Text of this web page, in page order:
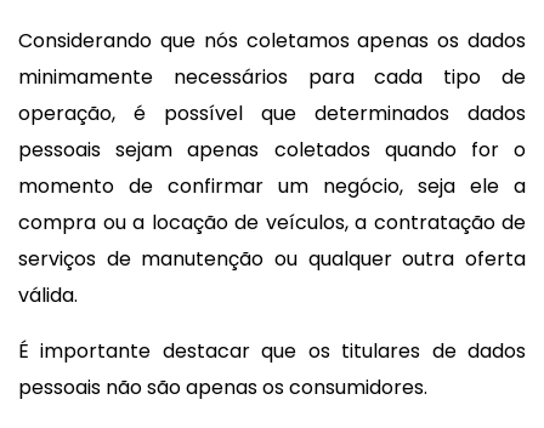
Considerando que nós coletamos apenas os dados
minimamente necessários para cada tipo de
operação, é possível que determinados dados
pessoais sejam apenas coletados quando for o
momento de confirmar um negócio, seja ele a
compra ou a locação de veículos, a contratação de
serviços de manutenção ou qualquer outra oferta
válida.
É importante destacar que os titulares de dados
pessoais não são apenas os consumidores.